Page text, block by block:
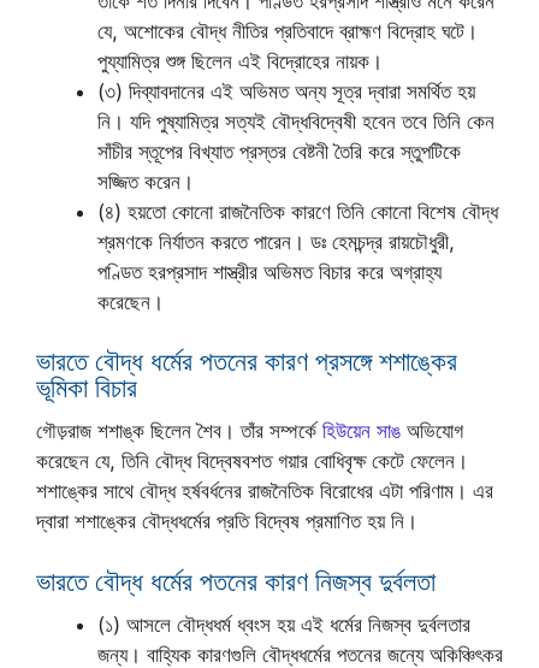
যে, অশোকের বৌদ্ধ নীতির প্রতিবাদে ব্রাহ্মণ বিদ্রোহ ঘটে।
পুয্যামিত্র শুঙ্গ ছিলেন এই বিদ্রোহের নায়ক।
(৩) দিব্যাবদানের এই অভিমত অন্য সূত্র দ্বারা সমর্থিত হয়
নি। যদি পুষ্যামিত্র সত্যই বৌদ্ধবিদ্বেষী হবেন তবে তিনি কেন
সাঁচীর স্তূপের বিখ্যাত প্রস্তর বেষ্টনী তৈরি করে স্তুপটিকে
সজ্জিত করেন।
(৪) হয়তো কোনো রাজনৈতিক কারণে তিনি কোনো বিশেষ বৌদ্ধ
শ্রমণকে নির্যাতন করতে পারেন। ডঃ হেমচন্দ্র রায়চৌধুরী,
পণ্ডিত হরপ্রসাদ শাস্ত্রীর অভিমত বিচার করে অগ্রাহ্য
করেছেন।
ভারতে বৌদ্ধ ধর্মের পতনের কারণ প্রসঙ্গে শশাঙ্কের
ভূমিকা বিচার
গৌড়রাজ শশাঙ্ক ছিলেন শৈব। তাঁর সম্পর্কে হিউয়েন সাঙ অভিযোগ
করেছেন যে, তিনি বৌদ্ধ বিদ্বেষবশত গয়ার বোধিবৃক্ষ কেটে ফেলেন।
শশাঙ্কের সাথে বৌদ্ধ হর্ষবর্ধনের রাজনৈতিক বিরোধের এটা পরিণাম। এর
দ্বারা শশাঙ্কের বৌদ্ধধর্মের প্রতি বিদ্বেষ প্রমাণিত হয় নি।
ভারতে বৌদ্ধ ধর্মের পতনের কারণ নিজস্ব দুর্বলতা
(১) আসলে বৌদ্ধধর্ম ধ্বংস হয় এই ধর্মের নিজস্ব দুর্বলতার
জন্য। বাহ্যিক কারণগুলি বৌদ্ধধর্মের পতনের জন্যে অকিঞ্চিৎকর